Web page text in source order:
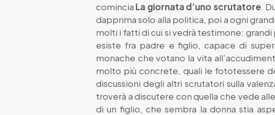
comincia La giornata d’uno scrutatore.
dapprima solo alla politica, poi a ogni
molti i fatti di cui si vedrà testimone:
esiste fra padre e figlio, capace di
monache che votano la vita
molto più concrete, quali le fototessere
discussioni degli altri scrutatori sulla
troverà a discutere con quella che vede
di un figlio, che sembra la donna stia